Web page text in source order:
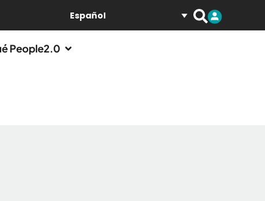
Español
People2.0